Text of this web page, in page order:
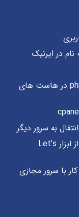
اطلاعیه | پشتیبانی از نسخه های 8 به بعد php در هاست های
آموزش فعالسازی ssl در سی پنل با استفاده از ابزار Let’s
با سرور مجازی